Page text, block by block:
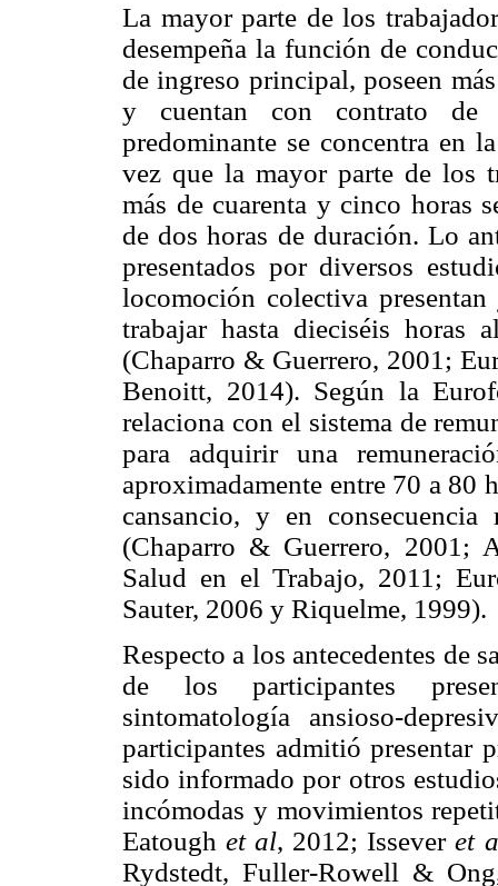
La mayor parte de los
desempeña la función de
de ingreso principal, poseen
y cuentan con contrato de
predominante se concentra en
vez que la mayor parte de los
más de cuarenta y cinco horas
de dos horas de duración. Lo
presentados por diversos
locomoción colectiva
trabajar hasta dieciséis horas
(Chaparro & Guerrero, 2001;
Benoitt, 2014). Según la
relaciona con el sistema de
para adquirir una
aproximadamente entre 70 a 80
cansancio, y en
(Chaparro & Guerrero, 2001;
Salud en el Trabajo, 2011;
Sauter, 2006 y Riquelme, 1999).
Respecto a los antecedentes de
de los participantes
sintomatología ansioso-
participantes admitió presentar
sido informado por otros
incómodas y movimientos
Eatoughet al, 2012; Isseveret
Rydstedt, Fuller-Rowell &